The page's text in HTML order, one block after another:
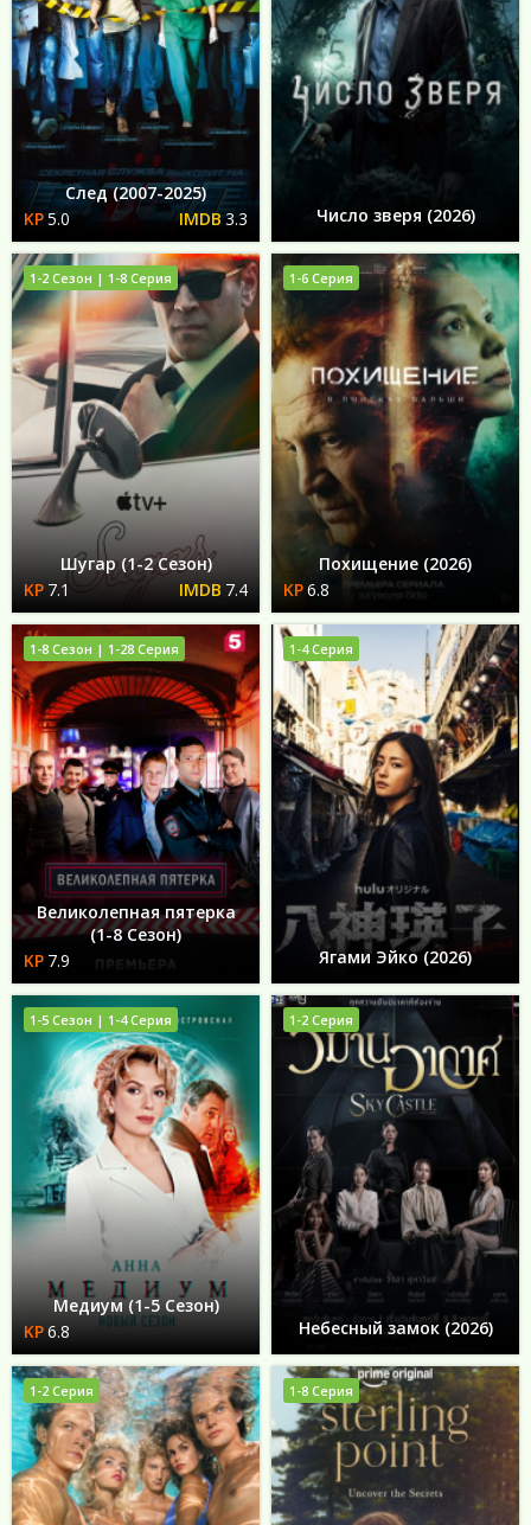
След (2007-2025)
5.0
3.3 Число зверя (2026)
Шугар (1-2 Сезон)
7.1
7.4
1-2 Сезон | 1-8 Серия
Похищение (2026)
6.8
1-6 Серия
Великолепная пятерка
(1-8 Сезон)
7.9
1-8 Сезон | 1-28 Серия
Ягами Эйко (2026)
1-4 Серия
Медиум (1-5 Сезон)
6.8
1-5 Сезон | 1-4 Серия
Небесный замок (2026)
1-2 Серия
1-2 Серия 1-8 Серия